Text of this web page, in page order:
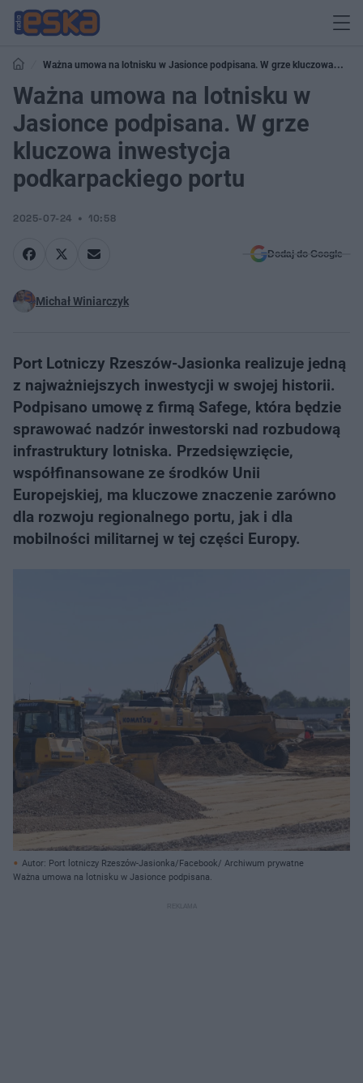
Ważna umowa na lotnisku w Jasionce podpisana. W grze kluczowa
inwestycja podkarpackiego portu
Ważna umowa na lotnisku w
Jasionce podpisana. W grze
kluczowa inwestycja
podkarpackiego portu
2025-07-24 10:58
Dodaj do Google
Michał Winiarczyk
Port Lotniczy Rzeszów-Jasionka realizuje jedną
z najważniejszych inwestycji w swojej historii.
Podpisano umowę z firmą Safege, która będzie
sprawować nadzór inwestorski nad rozbudową
infrastruktury lotniska. Przedsięwzięcie,
współfinansowane ze środków Unii
Europejskiej, ma kluczowe znaczenie zarówno
dla rozwoju regionalnego portu, jak i dla
mobilności militarnej w tej części Europy.
Autor: Port lotniczy Rzeszów-Jasionka/Facebook/ Archiwum prywatne
Ważna umowa na lotnisku w Jasionce podpisana.